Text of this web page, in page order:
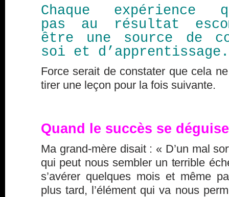
Chaque expérience
pas au résultat
être une source de
soi et d’apprentissage.
Force serait de constater que cela
tirer une leçon pour la fois suivante.
Quand le succès se
Ma grand-mère disait : « D’un mal
qui peut nous sembler un terrible
s’avérer quelques mois et même
plus tard, l’élément qui va nous